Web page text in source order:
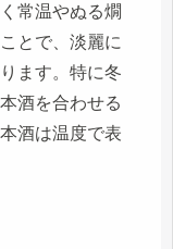
常温やぬる燗
とで、淡麗に
ます。特に冬
酒を合わせる
酒は温度で表